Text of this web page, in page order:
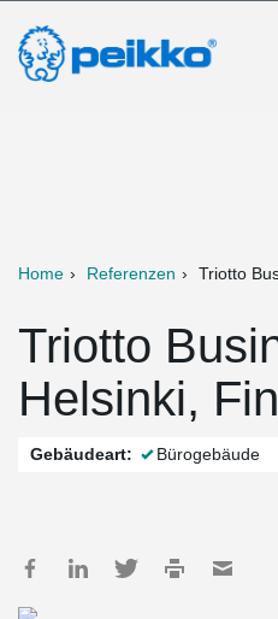
Home Referenzen Triotto
Triotto
Helsinki,
Gebäudeart: Bürogebäude